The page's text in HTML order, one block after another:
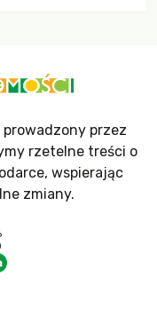
przez
rzetelne treści o
wspierając
zmiany.